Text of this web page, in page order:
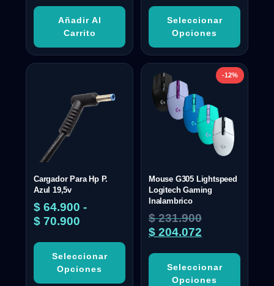
Añadir Al
Carrito
Seleccionar
Opciones
Cargador Para Hp P.
Azul 19,5v
$ 64.900 -
$ 70.900
Seleccionar
Opciones
-12%
Mouse G305 Lightspeed
Logitech Gaming
Inalambrico
$231.900
$ 204.072
Seleccionar
Opciones